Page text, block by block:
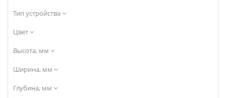
Тип устройства
Цвет
Высота, мм
Ширина, мм
Глубина, мм